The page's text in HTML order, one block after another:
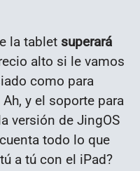
la tablet superará
alto si le vamos
como para
y el soporte para
versión de JingOS
todo lo que
a tú con el iPad?